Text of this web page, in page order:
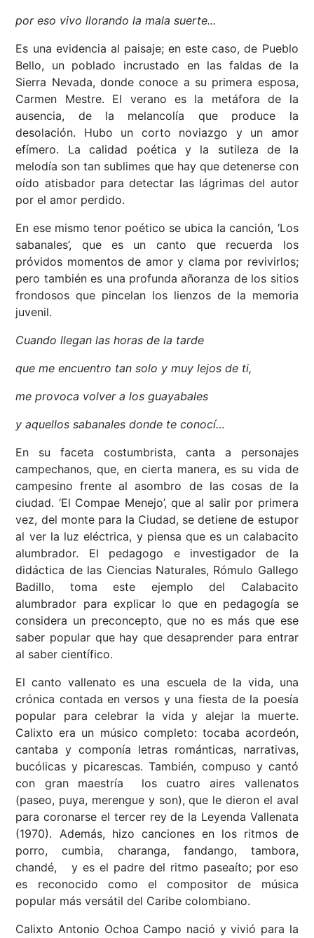
por eso vivo llorando la mala suerte...
Es una evidencia al paisaje; en este caso, de Pueblo
Bello, un poblado incrustado en las faldas de la
Sierra Nevada, donde conoce a su primera esposa,
Carmen Mestre. El verano es la metáfora de la
ausencia, de la melancolía que produce la
desolación. Hubo un corto noviazgo y un amor
efímero. La calidad poética y la sutileza de la
melodía son tan sublimes que hay que detenerse con
oído atisbador para detectar las lágrimas del autor
por el amor perdido.
En ese mismo tenor poético se ubica la canción, ‘Los
sabanales’, que es un canto que recuerda los
próvidos momentos de amor y clama por revivirlos;
pero también es una profunda añoranza de los sitios
frondosos que pincelan los lienzos de la memoria
juvenil.
Cuando llegan las horas de la tarde
que me encuentro tan solo y muy lejos de ti,
me provoca volver a los guayabales
y aquellos sabanales donde te conocí…
En su faceta costumbrista, canta a personajes
campechanos, que, en cierta manera, es su vida de
campesino frente al asombro de las cosas de la
ciudad. ‘El Compae Menejo’, que al salir por primera
vez, del monte para la Ciudad, se detiene de estupor
al ver la luz eléctrica, y piensa que es un calabacito
alumbrador. El pedagogo e investigador de la
didáctica de las Ciencias Naturales, Rómulo Gallego
Badillo, toma este ejemplo del Calabacito
alumbrador para explicar lo que en pedagogía se
considera un preconcepto, que no es más que ese
saber popular que hay que desaprender para entrar
al saber científico.
El canto vallenato es una escuela de la vida, una
crónica contada en versos y una fiesta de la poesía
popular para celebrar la vida y alejar la muerte.
Calixto era un músico completo: tocaba acordeón,
cantaba y componía letras románticas, narrativas,
bucólicas y picarescas. También, compuso y cantó
con gran maestría los cuatro aires vallenatos
(paseo, puya, merengue y son), que le dieron el aval
para coronarse el tercer rey de la Leyenda Vallenata
(1970). Además, hizo canciones en los ritmos de
porro, cumbia, charanga, fandango, tambora,
chandé, y es el padre del ritmo paseaíto; por eso
es reconocido como el compositor de música
popular más versátil del Caribe colombiano.
Calixto Antonio Ochoa Campo nació y vivió para la